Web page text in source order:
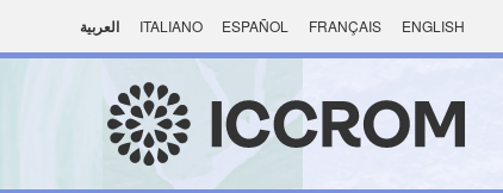
ENGLISH
FRANÇAIS
ESPAÑOL
ITALIANO العربية